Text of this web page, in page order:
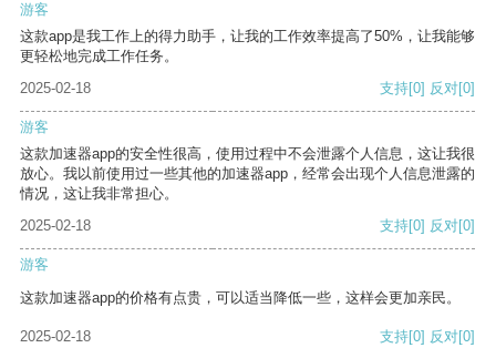
游客
这款app是我工作上的得力助手，让我的工作效率提高了50%，让我能够
更轻松地完成工作任务。
2025-02-18
支持[0] 反对[0]
游客
这款加速器app的安全性很高，使用过程中不会泄露个人信息，这让我很
放心。我以前使用过一些其他的加速器app，经常会出现个人信息泄露的
情况，这让我非常担心。
2025-02-18
支持[0] 反对[0]
游客
这款加速器app的价格有点贵，可以适当降低一些，这样会更加亲民。
2025-02-18 支持[0] 反对[0]